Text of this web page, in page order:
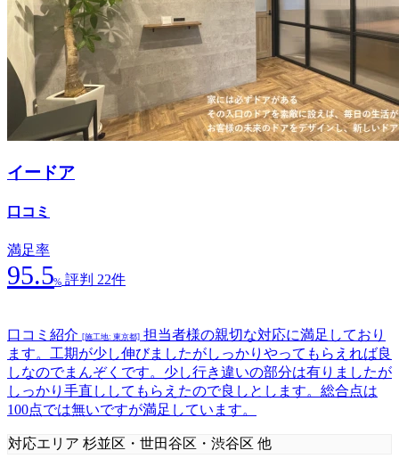
イードア
口コミ
満足率
95.5% 評判 22件
口コミ紹介 [施工地: 東京都] 担当者様の親切な対応に満足しており
ます。工期が少し伸びましたがしっかりやってもらえれば良
しなのでまんぞくです。少し行き違いの部分は有りましたが
しっかり手直ししてもらえたので良しとします。総合点は
100点では無いですが満足しています。
対応エリア 杉並区・世田谷区・渋谷区 他